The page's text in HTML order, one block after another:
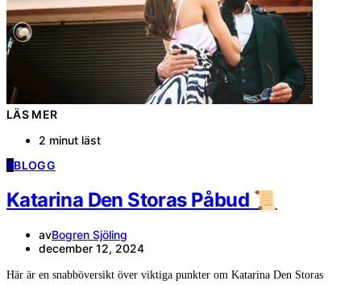
LÄS MER
2 minut läst
BBLOGG
Katarina Den Storas Påbud 📜
avBogren Sjöling
december 12, 2024
Här är en snabböversikt över viktiga punkter om Katarina Den Storas